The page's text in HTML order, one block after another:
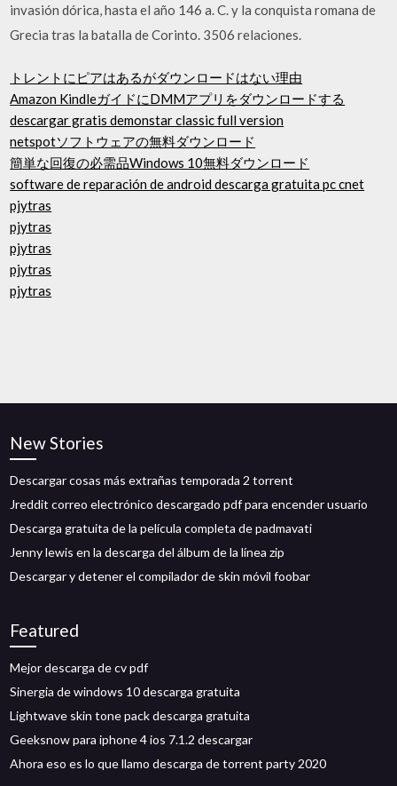
invasión dórica, hasta el año 146 a. C. y la conquista romana de
Grecia tras la batalla de Corinto. 3506 relaciones.
トレントにピアはあるがダウンロードはない理由
Amazon KindleガイドにDMMアプリをダウンロードする
descargar gratis demonstar classic full version
netspotソフトウェアの無料ダウンロード
簡単な回復の必需品Windows 10無料ダウンロード
software de reparación de android descarga gratuita pc cnet
pjytras
pjytras
pjytras
pjytras
pjytras
New Stories
Descargar cosas más extrañas temporada 2 torrent
Jreddit correo electrónico descargado pdf para encender usuario
Descarga gratuita de la película completa de padmavati
Jenny lewis en la descarga del álbum de la línea zip
Descargar y detener el compilador de skin móvil foobar
Featured
Mejor descarga de cv pdf
Sinergia de windows 10 descarga gratuita
Lightwave skin tone pack descarga gratuita
Geeksnow para iphone 4 ios 7.1.2 descargar
Ahora eso es lo que llamo descarga de torrent party 2020